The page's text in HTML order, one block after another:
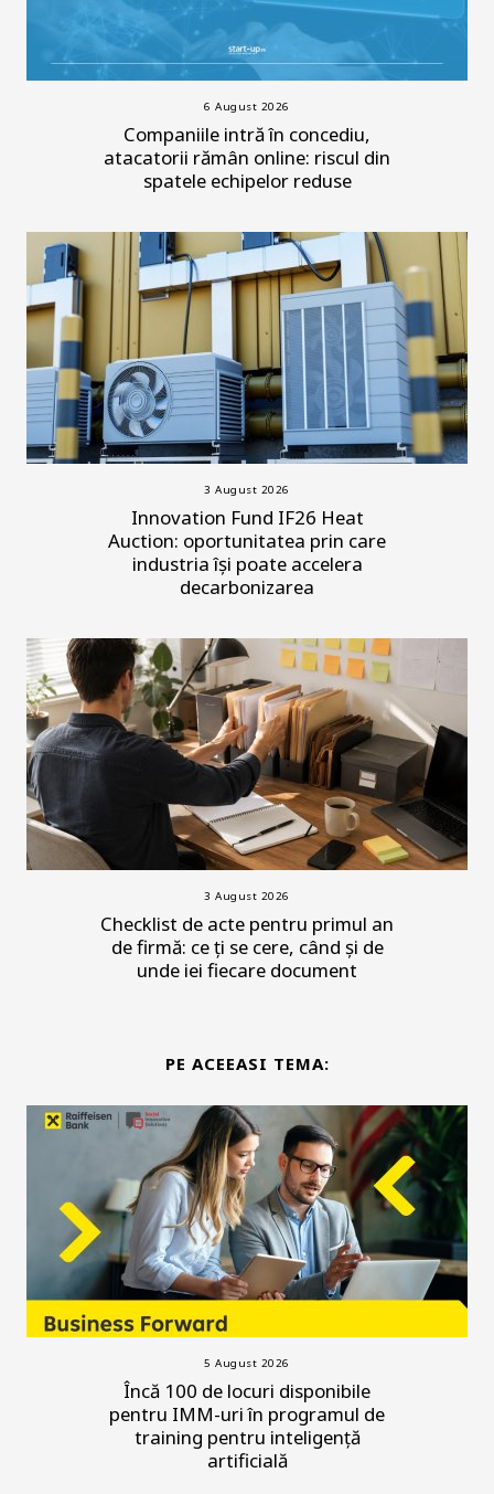
6 August 2026
Companiile intră în concediu,
atacatorii rămân online: riscul din
spatele echipelor reduse
3 August 2026
Innovation Fund IF26 Heat
Auction: oportunitatea prin care
industria își poate accelera
decarbonizarea
3 August 2026
Checklist de acte pentru primul an
de firmă: ce ți se cere, când și de
unde iei fiecare document
PE ACEEASI TEMA:
5 August 2026
Încă 100 de locuri disponibile
pentru IMM-uri în programul de
training pentru inteligență
artificială